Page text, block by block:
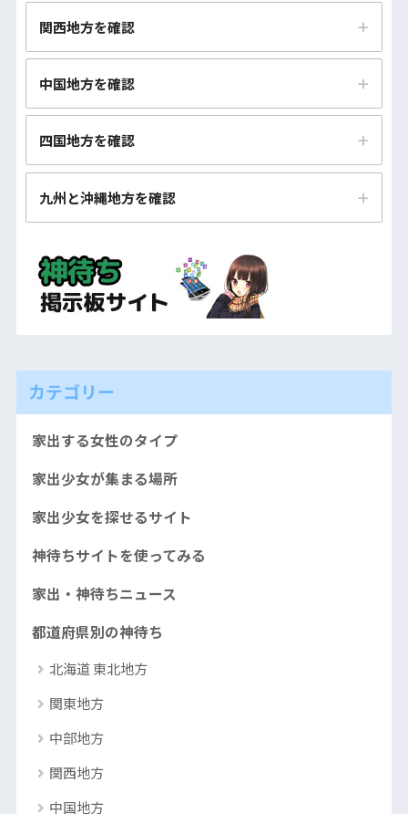
岩手（盛岡市・一関市）の神待ち少女とすぐに会える神
待ち掲示板まとめ
宮城（仙台市・大崎市）の神待ち少女とすぐに会える神
待ち掲示板まとめ
秋田市・大仙市の神待ち少女とすぐに会える神待ち掲示
板まとめ
山形市・鶴岡市の神待ち少女とすぐに会える神待ち掲示
福島（いわき市・郡山市）の神待ち少女とすぐに会える
神待ち掲示板まとめ
栃木（宇都宮市・小山市）の神待ち少女とすぐに会える
神待ち掲示板まとめ
群馬（高崎市・伊勢崎市）の神待ち少女とすぐに会える
神待ち掲示板まとめ
埼玉（さいたま市・川越市）の神待ち少女とすぐに会え
る神待ち掲示板まとめ
千葉市・船橋市の神待ち少女とすぐに会える神待ち掲示
東京（新宿区・渋谷区）の神待ち少女とすぐに会える神
待ち掲示板まとめ
新潟市・長岡市の神待ち少女とすぐに会える神待ち掲示
富山市・高岡市の神待ち少女とすぐに会える神待ち掲示
板まとめ
石川（金沢市・野々市市）の神待ち少女とすぐに会える
神待ち掲示板まとめ
福井市・坂井市の神待ち少女とすぐに会える神待ち掲示
山梨（甲府市・笛吹市）の神待ち少女とすぐに会える神
待ち掲示板まとめ
岐阜市・多治見市の神待ち少女とすぐに会える神待ち掲
示板まとめ
静岡（浜松市・静岡市）の神待ち少女とすぐに会える神
待ち掲示板まとめ
愛知（名古屋市・豊田市）の神待ち少女とすぐに会える
待ち掲示板まとめ
関西地方を確認
滋賀（大津市・草津市）の神待ち少女とすぐに会える神
京都市・宇治市の神待ち少女とすぐに会える神待ち掲示
板まとめ
大阪市・堺市の神待ち少女とすぐに会える神待ち掲示板
まとめ
兵庫（神戸市・姫路市）の神待ち少女とすぐに会える神
待ち掲示板まとめ
和歌山市・田辺市の神待ち少女とすぐに会える神待ち掲
示板まとめ
中国地方を確認
鳥取市・米子市の神待ち少女とすぐに会える神待ち掲示
島根（松江市・出雲市）の神待ち少女とすぐに会える神
待ち掲示板まとめ
岡山市・倉敷市の神待ち少女とすぐに会える神待ち掲示
板まとめ
広島市・福山市の神待ち少女とすぐに会える神待ち掲示
山口（下関市・山口市）の神待ち少女とすぐに会える神
四国地方を確認
徳島市・阿南市の神待ち少女とすぐに会える神待ち掲示
香川（高松市・丸亀市）の神待ち少女とすぐに会える神
待ち掲示板まとめ
愛媛（松山市・今治市）の神待ち少女とすぐに会える神
高知市・南国市の神待ち少女とすぐに会える神待ち掲示
板まとめ
九州と沖縄地方を確認
示板まとめ
佐賀市・武雄市の神待ち少女とすぐに会える神待ち掲示
長崎市・佐世保市の神待ち少女とすぐに会える神待ち掲
示板まとめ
熊本市・阿蘇市の神待ち少女とすぐに会える神待ち掲示
板まとめ
宮崎市・都城市の神待ち少女とすぐに会える神待ち掲示
板まとめ
鹿児島市・霧島市の神待ち少女とすぐに会える神待ち掲
示板まとめ
待ち掲示板まとめ
カテゴリー
家出する女性のタイプ
家出少女が集まる場所
家出少女を探せるサイト
神待ちサイトを使ってみる
家出・神待ちニュース
都道府県別の神待ち
北海道 東北地方
関東地方
中部地方
関西地方
中国地方